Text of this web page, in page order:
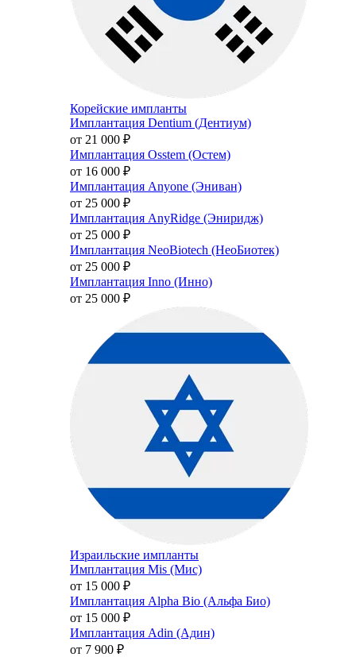
Корейские импланты
Имплантация Dentium (Дентиум)
от 21 000 ₽
Имплантация Osstem (Остем)
от 16 000 ₽
Имплантация Anyone (Эниван)
от 25 000 ₽
Имплантация AnyRidge (Эниридж)
от 25 000 ₽
Имплантация NeoBiotech (НеоБиотек)
от 25 000 ₽
Имплантация Inno (Инно)
от 25 000 ₽
Израильские импланты
Имплантация Mis (Мис)
от 15 000 ₽
Имплантация Alpha Bio (Альфа Био)
от 15 000 ₽
Имплантация Adin (Адин)
от 7 900 ₽